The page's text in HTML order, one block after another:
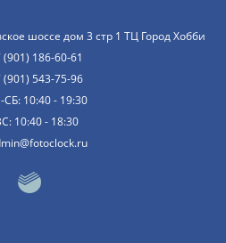
шоссе дом 3 стр 1 ТЦ Город Хобби
(901) 186-60-61
(901) 543-75-96
10:40 - 19:30
10:40 - 18:30